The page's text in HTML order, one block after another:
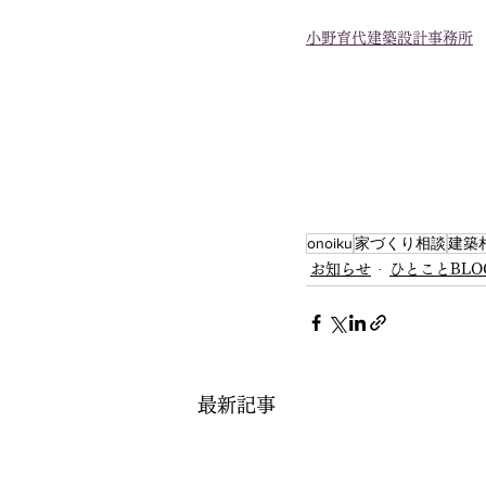
小野育代建築設計事務所
onoiku家づくり相談建築
お知らせ ひとこと
最新記事